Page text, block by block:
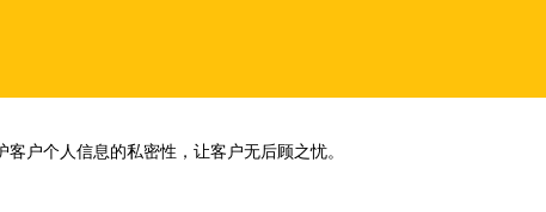
户个人信息的私密性，让客户无后顾之忧。